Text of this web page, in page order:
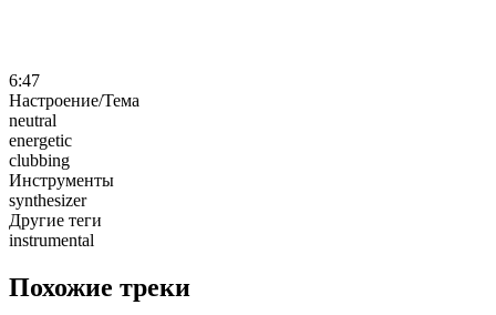
6:47
Настроение/Тема
neutral
energetic
clubbing
Инструменты
synthesizer
Другие теги
instrumental
Похожие треки